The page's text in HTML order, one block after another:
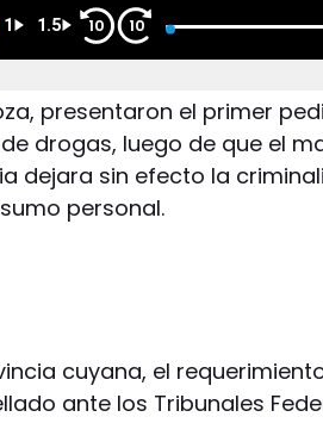
1 1.5 10 10
presentaron el primer
drogas, luego de que el
dejara sin efecto la
personal.
cuyana, el
ante los Tribunales